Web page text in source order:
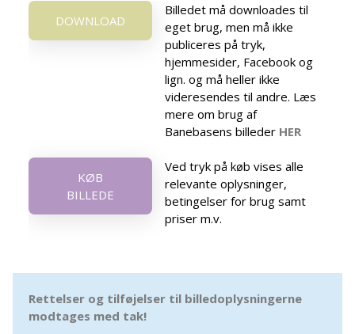
DOWNLOAD
Billedet må downloades til
eget brug, men må ikke
publiceres på tryk,
hjemmesider, Facebook og
lign. og må heller ikke
videresendes til andre. Læs
mere om brug af
Banebasens billeder HER
KØB
BILLEDE
Ved tryk på køb vises alle
relevante oplysninger,
betingelser for brug samt
priser m.v.
Rettelser og tilføjelser til billedoplysningerne
modtages med tak!